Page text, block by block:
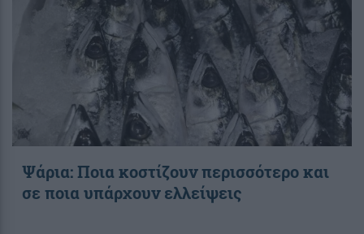
Ψάρια: Ποια κοστίζουν περισσότερο και
σε ποια υπάρχουν ελλείψεις